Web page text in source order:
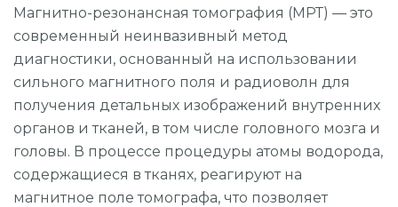
Магнитно-резонансная томография (МРТ) — это
современный неинвазивный метод
диагностики, основанный на использовании
сильного магнитного поля и радиоволн для
получения детальных изображений внутренних
органов и тканей, в том числе головного мозга и
головы. В процессе процедуры атомы водорода,
содержащиеся в тканях, реагируют на
магнитное поле томографа, что позволяет